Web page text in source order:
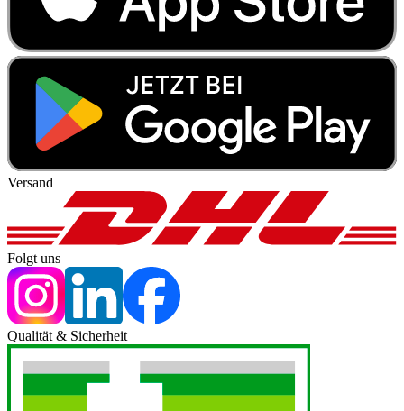
Versand
Folgt uns
Qualität & Sicherheit